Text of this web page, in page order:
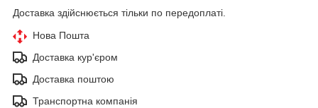
Доставка здійснюється тільки по передоплаті.
Нова Пошта
Доставка кур'єром
Доставка поштою
Транспортна компанія